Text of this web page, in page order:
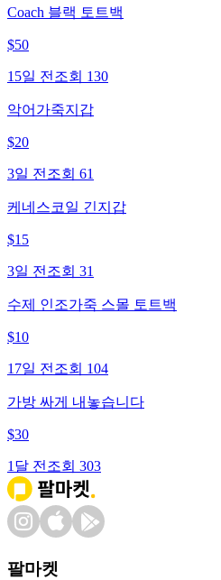
Coach 블랙 토트백
$50
15일 전 조회 130
악어가죽지갑
$20
3일 전 조회 61
케네스코일 긴지갑
$15
3일 전 조회 31
수제 인조가죽 스몰 토트백
$10
17일 전 조회 104
가방 싸게 내놓습니다
$30
1달 전 조회 303
팔마켓